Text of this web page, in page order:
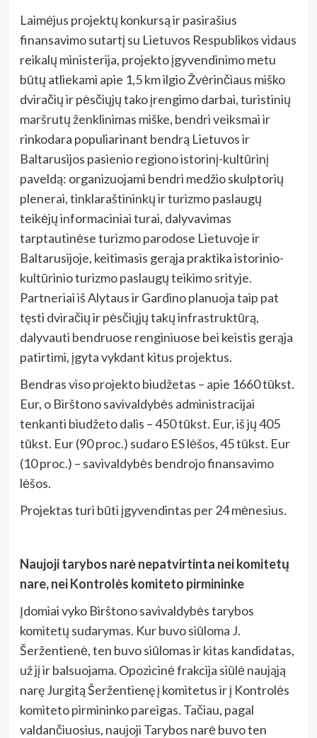
Laimėjus projektų konkursą ir pasirašius
finansavimo sutartį su Lietuvos Respublikos vidaus
reikalų ministerija, projekto įgyvendinimo metu
būtų atliekami apie 1,5 km ilgio Žvėrinčiaus miško
dviračių ir pėsčiųjų tako įrengimo darbai, turistinių
maršrutų ženklinimas miške, bendri veiksmai ir
rinkodara populiarinant bendrą Lietuvos ir
Baltarusijos pasienio regiono istorinį-kultūrinį
paveldą: organizuojami bendri medžio skulptorių
plenerai, tinklaraštininkų ir turizmo paslaugų
teikėjų informaciniai turai, dalyvavimas
tarptautinėse turizmo parodose Lietuvoje ir
Baltarusijoje, keitimasis gerąja praktika istorinio-
kultūrinio turizmo paslaugų teikimo srityje.
Partneriai iš Alytaus ir Gardino planuoja taip pat
tęsti dviračių ir pėsčiųjų takų infrastruktūrą,
dalyvauti bendruose renginiuose bei keistis gerąja
patirtimi, įgyta vykdant kitus projektus.
Bendras viso projekto biudžetas – apie 1660 tūkst.
Eur, o Birštono savivaldybės administracijai
tenkanti biudžeto dalis – 450 tūkst. Eur, iš jų 405
tūkst. Eur (90 proc.) sudaro ES lėšos, 45 tūkst. Eur
(10 proc.) – savivaldybės bendrojo finansavimo
lėšos.
Projektas turi būti įgyvendintas per 24 mėnesius.
Naujoji tarybos narė nepatvirtinta nei komitetų
nare, nei Kontrolės komiteto pirmininke
Įdomiai vyko Birštono savivaldybės tarybos
komitetų sudarymas. Kur buvo siūloma J.
Šeržentienė, ten buvo siūlomas ir kitas kandidatas,
už jį ir balsuojama. Opozicinė frakcija siūlė naująją
narę Jurgitą Šeržentienę į komitetus ir į Kontrolės
komiteto pirmininko pareigas. Tačiau, pagal
valdančiuosius, naujoji Tarybos narė buvo ten